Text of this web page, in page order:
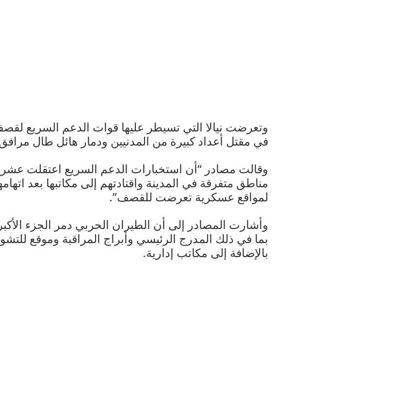
وتعرضت نيالا التي تسيطر عليها قوات الدعم السريع
في مقتل أعداد كبيرة من المدنيين ودمار هائل طال مرافق
وقالت مصادر “أن استخبارات الدعم السريع اعتقلت
مناطق متفرقة في المدينة واقتادتهم إلى مكاتبها بعد
لمواقع عسكرية تعرضت للقصف”.
وأشارت المصادر إلى أن الطيران الحربي دمر الجزء
بما في ذلك المدرج الرئيسي وأبراج المراقبة وموقع
بالإضافة إلى مكاتب إدارية.